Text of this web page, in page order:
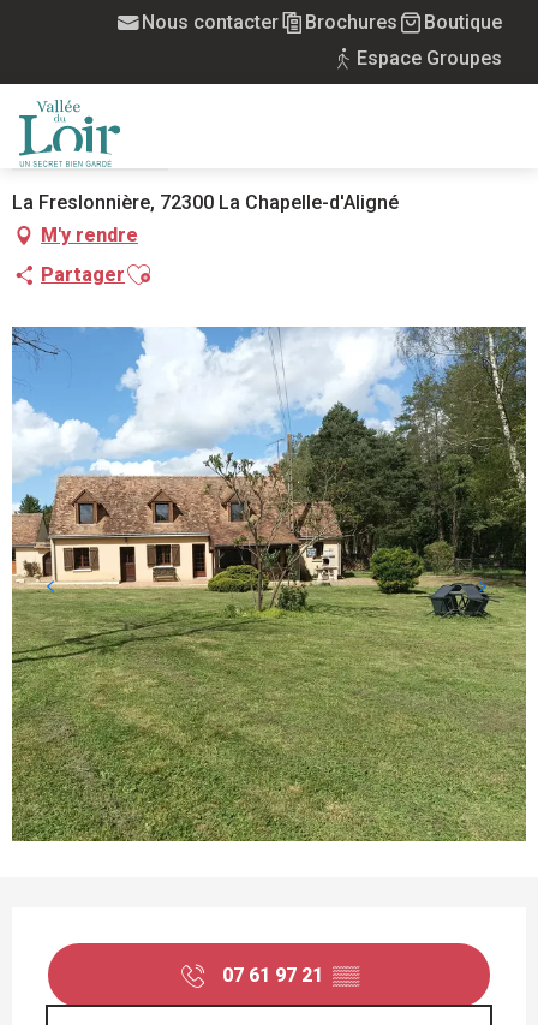
principal
Nous contacter Brochures
Boutique
Espace Groupes
Gîte le Val d'Argance
GÎTE LE VAL D'ARGANCE
MEUBLÉS MAISON
La Freslonnière, 72300 La Chapelle-d'Aligné
M'y rendre
PartagerAjouter aux favoris
07 61 97 21 ▒▒